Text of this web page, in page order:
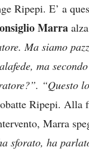
Ripepi. E’ a
Marra
Ma siamo
ma
“Questo
Ripepi. Alla
Marra
sforato, ha